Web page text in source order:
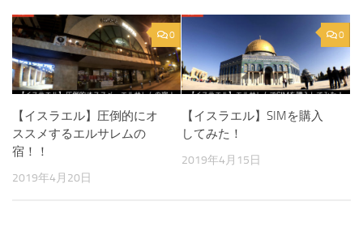
0
【イスラエル】圧倒的にオ
ススメするエルサレムの
宿！！
2019年4月20日
0
【イスラエル】SIMを購入
してみた！
2019年4月15日